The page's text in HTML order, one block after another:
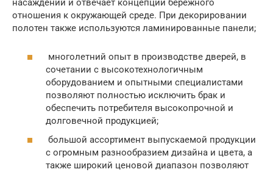
насаждений и отвечает концепции бережного
отношения к окружающей среде. При декорировании
полотен также используются ламинированные панели;
многолетний опыт в производстве дверей, в
сочетании с высокотехнологичным
оборудованием и опытными специалистами
позволяют полностью исключить брак и
обеспечить потребителя высокопрочной и
долговечной продукцией;
большой ассортимент выпускаемой продукции
с огромным разнообразием дизайна и цвета, а
также широкий ценовой диапазон позволяют